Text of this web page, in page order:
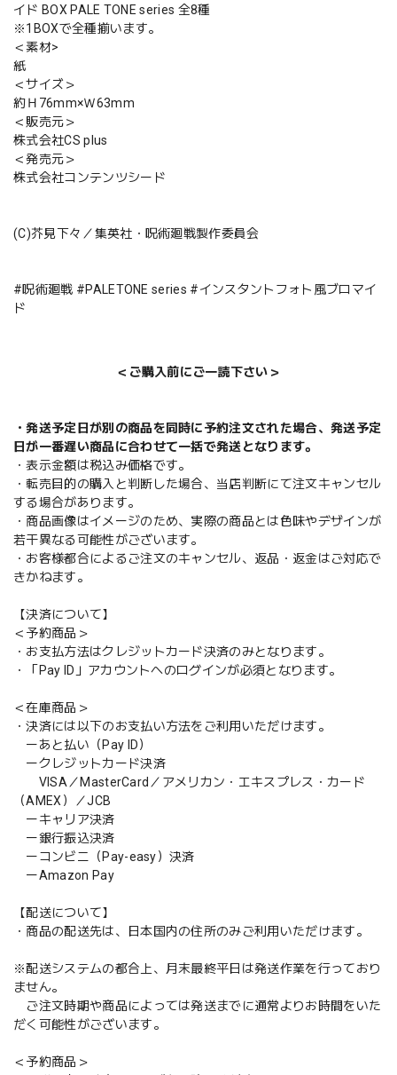
イド BOX PALE TONE series 全8種
※1BOXで全種揃います。
＜素材>
紙
＜サイズ＞
約Ｈ76mm×Ｗ63mm
＜販売元＞
株式会社CS plus
＜発売元＞
株式会社コンテンツシード
(C)芥見下々／集英社・呪術廻戦製作委員会
#呪術廻戦 #PALETONE series #インスタントフォト風ブロマイ
ド
＜ご購入前にご一読下さい＞
・発送予定日が別の商品を同時に予約注文された場合、発送予定
日が一番遅い商品に合わせて一括で発送となります。
・表示金額は税込み価格です。
・転売目的の購入と判断した場合、当店判断にて注文キャンセル
する場合があります。
・商品画像はイメージのため、実際の商品とは色味やデザインが
若干異なる可能性がございます。
・お客様都合によるご注文のキャンセル、返品・返金はご対応で
きかねます。
【決済について】
＜予約商品＞
・お支払方法はクレジットカード決済のみとなります。
・「Pay ID」アカウントへのログインが必須となります。
＜在庫商品＞
・決済には以下のお支払い方法をご利用いただけます。
ーあと払い（Pay ID）
ークレジットカード決済
VISA／MasterCard／アメリカン・エキスプレス・カード
（AMEX）／JCB
ーキャリア決済
ー銀行振込決済
ーコンビニ（Pay-easy）決済
ーAmazon Pay
【配送について】
・商品の配送先は、日本国内の住所のみご利用いただけます。
※配送システムの都合上、月末最終平日は発送作業を行っており
ません。
ご注文時期や商品によっては発送までに通常よりお時間をいた
だく可能性がございます。
＜予約商品＞